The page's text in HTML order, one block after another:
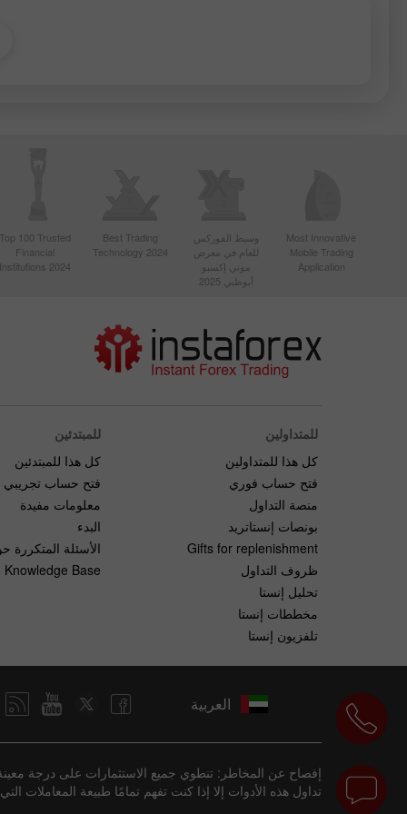
Most Innovative
Mobile Trading
Application
وسيط الفوركس
للعام في معرض
موني إكسبو
أبوظبي 2025
Best Trading
Technology 2024
Top 100 Trusted
Financial
Institutions 2024
للمتداولين
كل هذا للمتداولين
فتح حساب فوري
منصة التداول
بونصات إنستاتريد
Gifts for replenishment
ظروف التداول
تحليل إنستا
مخططات إنستا
تلفزيون إنستا
للمبتدئين
كل هذا للمبتدئين
فتح حساب تجريبي
معلومات مفيدة
البدء
الأسئلة المتكررة
Knowledge Base
العربية
إفصاح عن المخاطر: تنطوي جميع الاستثمارات على درجة
تداول هذه الأدوات إلا إذا كنت تفهم تمامًا طبيعة المعاملات